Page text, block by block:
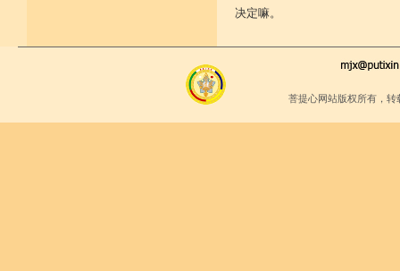
决定嘛。
菩提心网站版权所有，